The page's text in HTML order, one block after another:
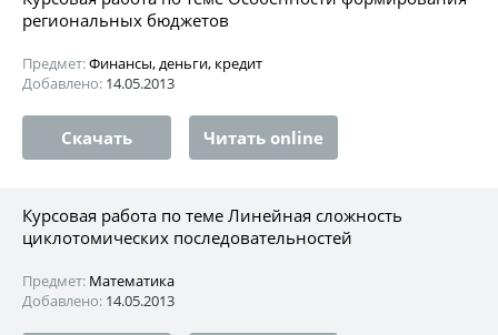
региональных бюджетов
Предмет:Финансы, деньги, кредит
Добавлено: 14.05.2013
Скачать Читать online
Курсовая работа по теме Линейная сложность
циклотомических последовательностей
Предмет: Математика
Добавлено: 14.05.2013